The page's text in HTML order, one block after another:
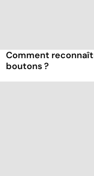
Comment
boutons ?